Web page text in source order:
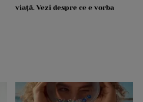
viață. Vezi despre ce e vorba